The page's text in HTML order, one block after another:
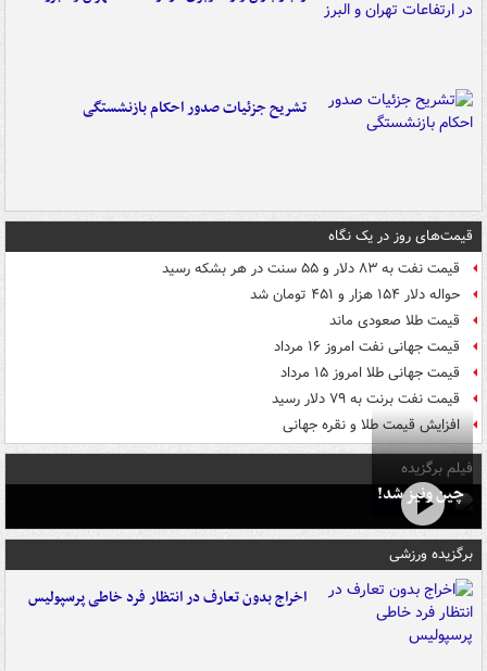
تشریح جزئیات صدور احکام بازنشستگی
قیمت‌های روز در یک نگاه
قیمت نفت به ۸۳ دلار و ۵۵ سنت در هر بشکه رسید
حواله دلار ۱۵۴ هزار و ۴۵۱ تومان شد
قیمت طلا صعودی ماند
قیمت جهانی نفت امروز ۱۶ مرداد
قیمت جهانی طلا امروز ۱۵ مرداد
قیمت نفت برنت به ۷۹ دلار رسید
افزایش قیمت طلا و نقره جهانی
فیلم برگزیده
چین ونیز شد!
برگزیده ورزشی
اخراج بدون تعارف در انتظار فرد خاطی پرسپولیس